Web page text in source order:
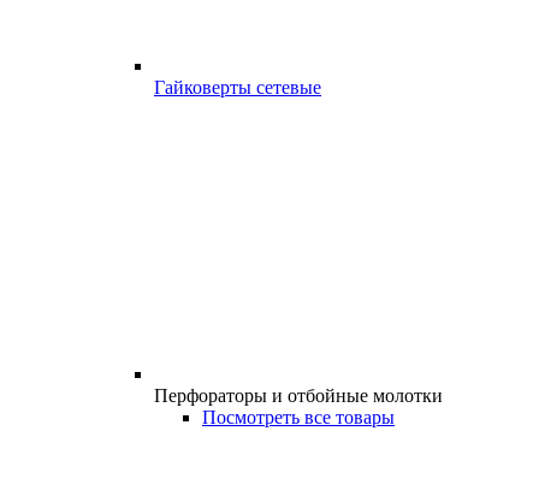
Гайковерты сетевые
Перфораторы и отбойные молотки
Посмотреть все товары